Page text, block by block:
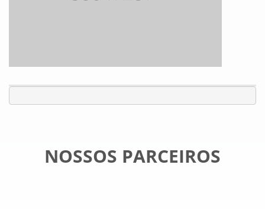
NOSSOS PARCEIROS